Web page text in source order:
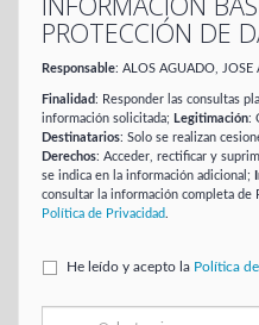
PROTECCIÓN DE
Responsable: ALOS AGUADO, JOSE
Finalidad: Responder las consultas
información solicitada; Legitimación:
Destinatarios: Solo se realizan
Derechos: Acceder, rectificar y
se indica en la información adicional;
consultar la información completa de
Política de Privacidad
He leído y acepto la Política